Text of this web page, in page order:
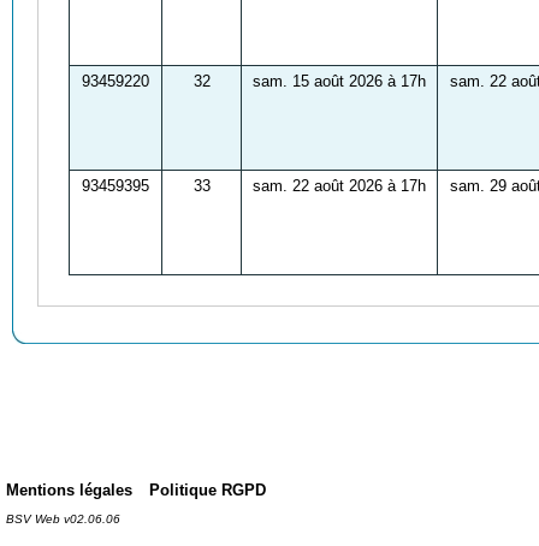
93459220 32 sam. 15 août 2026 à 17h sam. 22
93459395 33 sam. 22 août 2026 à 17h sam. 29
Mentions légales Politique RGPD
BSV Web v02.06.06